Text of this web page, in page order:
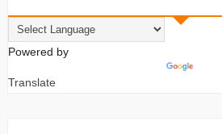
Powered by
Translate